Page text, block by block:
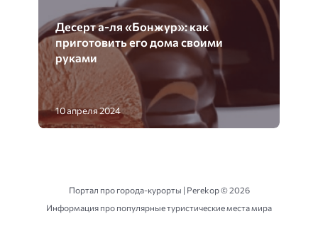
Десерт а-ля «Бонжур»: как
приготовить его дома своими
руками
10 апреля 2024
Портал про города-курорты | Perekop ©2026
Информация про популярные туристические места мира